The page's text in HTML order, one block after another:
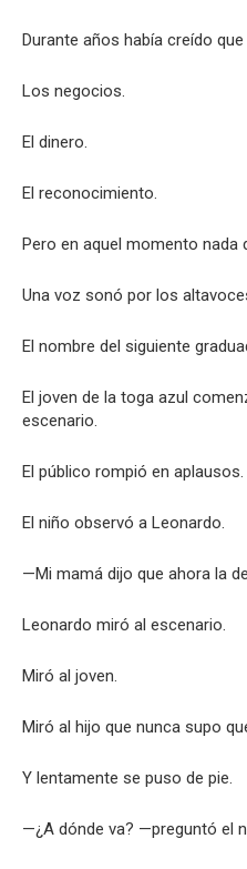
Durante años había creído
Los negocios.
El dinero.
El reconocimiento.
Pero en aquel momento nada
Una voz sonó por los
El nombre del siguiente
El joven de la toga azul
escenario.
El público rompió en aplausos.
El niño observó a Leonardo.
—Mi mamá dijo que ahora la
Leonardo miró al escenario.
Miró al joven.
Miró al hijo que nunca supo
Y lentamente se puso de pie.
—¿A dónde va? —preguntó el